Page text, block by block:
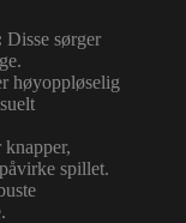
Disse sørger
høyoppløselig
spillet.